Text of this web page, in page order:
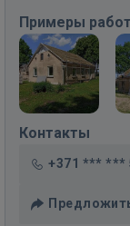
Примеры работ
Контакты
+371 *** ***